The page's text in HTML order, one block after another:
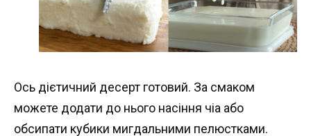
Ось дієтичний десерт готовий. За смаком
можете додати до нього насіння чіа або
обсипати кубики мигдальними пелюстками.